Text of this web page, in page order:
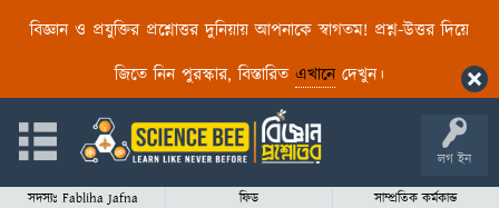
বিজ্ঞান ও প্রযুক্তির প্রশ্নোত্তর দুনিয়ায় আপনাকে স্বাগতম! প্রশ্ন-উত্তর দিয়ে
জিতে নিন পুরস্কার, বিস্তারিত এখানেদেখুন।
লগ ইন
সদস্যঃ Fabliha Jafna ফিড
সাম্প্রতিক কর্মকান্ড